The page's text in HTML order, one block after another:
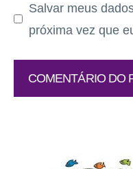
Salvar meus
próxima vez que